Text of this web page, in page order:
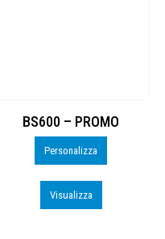
Personalizza
Visualizza